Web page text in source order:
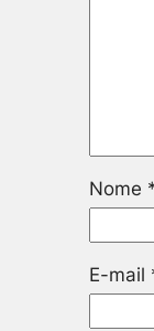
Nome
E-mail